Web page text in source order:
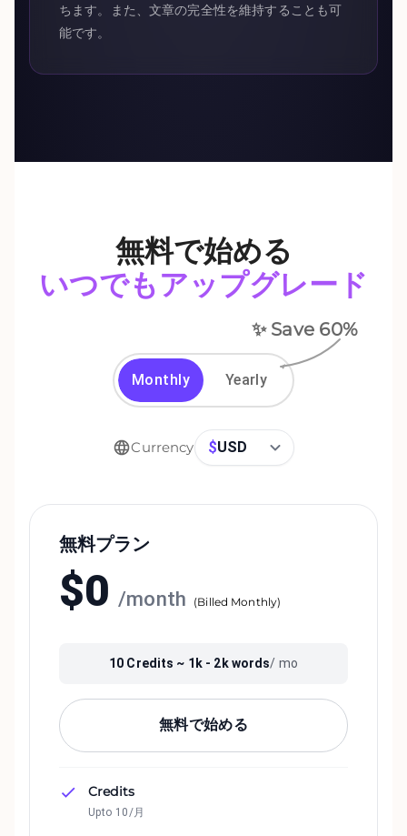
ちます。また、文章の完全性を維持することも可
能です。
無料で始める
いつでもアップグレード
✨ Save 60%
Monthly Yearly
Currency $USD
無料プラン
$0 /month (Billed Monthly)
10 Credits ~ 1k - 2kwords/ mo
無料で始める
Credits
Upto 10/月